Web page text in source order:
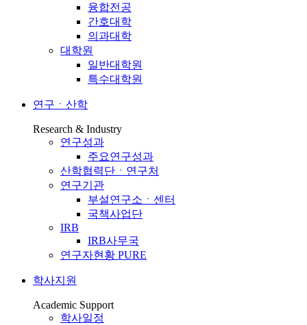
융합전공
간호대학
의과대학
대학원
일반대학원
특수대학원
연구ㆍ산학
Research & Industry
연구성과
주요연구성과
산학협력단ㆍ연구처
연구기관
부설연구소ㆍ센터
국책사업단
IRB
IRB사무국
연구자현황 PURE
학사지원
Academic Support
학사일정